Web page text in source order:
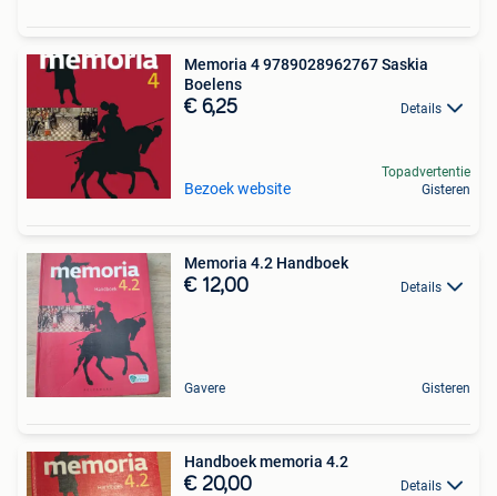
Memoria 4 9789028962767 Saskia
Boelens
€ 6,25 Details
Bezoek website
Topadvertentie
Gisteren
Memoria 4.2 Handboek
€ 12,00 Details
Gavere Gisteren
Handboek memoria 4.2
€ 20,00 Details